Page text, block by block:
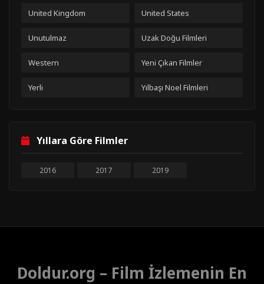
United Kingdom United States
Unutulmaz Uzak Doğu Filmleri
Western Yeni Çıkan Filmler
Yerli Yılbaşı Noel Filmleri
Yıllara Göre Filmler
2016 2017 2019
Doldur.org – Film İzlemenin En